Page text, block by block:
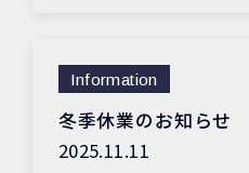
Information
冬季休業のお知らせ
2025.11.11